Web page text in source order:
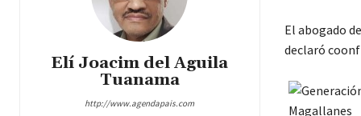
Elí Joacim del Aguila
Tuanama
http://www.agendapais.com
El abogado
declaró